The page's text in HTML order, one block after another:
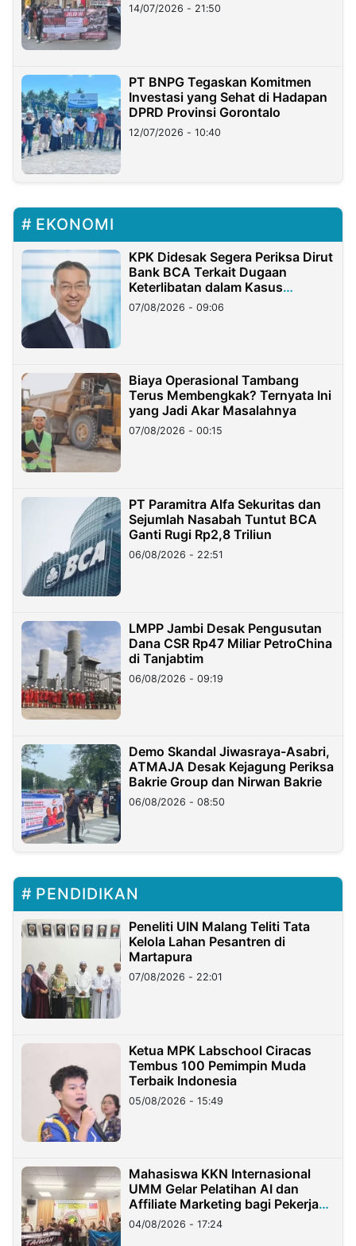
Lampung
14/07/2026 - 21:50
PT BNPG Tegaskan Komitmen
Investasi yang Sehat di Hadapan
DPRD Provinsi Gorontalo
12/07/2026 - 10:40
EKONOMI
KPK Didesak Segera Periksa Dirut
Bank BCA Terkait Dugaan
Keterlibatan dalam Kasus
Hilangnya Dana Nasabah Rp2,58
Miliar
07/08/2026 - 09:06
Biaya Operasional Tambang
Terus Membengkak? Ternyata Ini
yang Jadi Akar Masalahnya
07/08/2026 - 00:15
PT Paramitra Alfa Sekuritas dan
Sejumlah Nasabah Tuntut BCA
Ganti Rugi Rp2,8 Triliun
06/08/2026 - 22:51
LMPP Jambi Desak Pengusutan
Dana CSR Rp47 Miliar PetroChina
di Tanjabtim
06/08/2026 - 09:19
Demo Skandal Jiwasraya-Asabri,
ATMAJA Desak Kejagung Periksa
Bakrie Group dan Nirwan Bakrie
06/08/2026 - 08:50
PENDIDIKAN
Peneliti UIN Malang Teliti Tata
Kelola Lahan Pesantren di
Martapura
07/08/2026 - 22:01
Ketua MPK Labschool Ciracas
Tembus 100 Pemimpin Muda
Terbaik Indonesia
05/08/2026 - 15:49
Mahasiswa KKN Internasional
UMM Gelar Pelatihan AI dan
Affiliate Marketing bagi Pekerja
Migran Indonesia di Taiwan
04/08/2026 - 17:24